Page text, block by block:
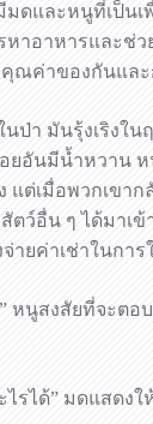
ดและหนูที่เป็น
หาอาหารและช่
คุณค่าของกันแล
ป่า มันรุ้งเริงใน
ยอันมีน้ำหวาน
แต่เมื่อพวกเขาก
ตว์อื่น ๆ ได้มาเข้
ายค่าเช่าในกา
หนูสงสัยที่จะต
ไรได้” มดแสดง